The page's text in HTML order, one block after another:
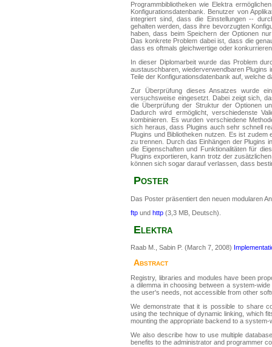
Programmbibliotheken wie Elektra
Konfigurationsdatenbank. Benutzer von
integriert sind, dass die Einstellungen --
gehalten werden, dass ihre bevorzugten
haben, dass beim Speichern der Optionen
Das konkrete Problem dabei ist, dass die
dass es oftmals gleichwertige oder
In dieser Diplomarbeit wurde das Problem
austauschbaren, wiederverwendbaren Plugins
Teile der Konfigurationsdatenbank auf, welche
Zur Überprüfung dieses Ansatzes wurde
versuchsweise eingesetzt. Dabei zeigt sich,
die Überprüfung der Struktur der Optionen
Dadurch wird ermöglicht, verschiedenste
kombinieren. Es wurden verschiedene
sich heraus, dass Plugins auch sehr schnell
Plugins und Bibliotheken nutzen. Es ist
zu trennen. Durch das Einhängen der Plugins
die Eigenschaften und Funktionalitäten für
Plugins exportieren, kann trotz der
können sich sogar darauf verlassen, dass
Poster
Das Poster präsentiert den neuen modularen
ftp und http (3,3 MB, Deutsch).
Elektra
Raab M., Sabin P. (March 7, 2008)
Abstract
Registry, libraries and modules have been
a dilemma in choosing between a system-
the user's needs, not accessible from other
We demonstrate that it is possible to share
using the technique of dynamic linking, which
mounting the appropriate backend to a system-
We also describe how to use multiple
benefits to the administrator and programmer